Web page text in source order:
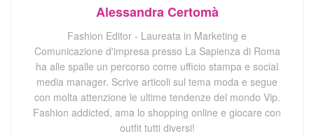
Alessandra Certomà
Fashion Editor - Laureata in Marketing e
Comunicazione d'impresa presso La Sapienza di Roma
ha alle spalle un percorso come ufficio stampa e social
media manager. Scrive articoli sul tema moda e segue
con molta attenzione le ultime tendenze del mondo Vip.
Fashion addicted, ama lo shopping online e giocare con
outfit tutti diversi!